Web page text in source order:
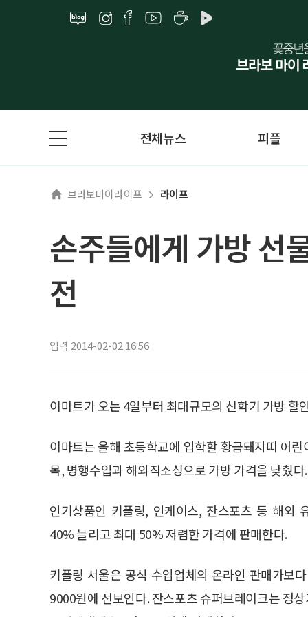
전체뉴스 피플
브라보마이라이프 라이프
손주들에게 가방 선
전
입력 2014-02-02 16:56
이마트가 오는 4일부터 최대규모의 신학기 가방 할
이마트는 올해 초등학교에 입학할 황금돼지띠 어
목, 병행수입과 해외직소싱으로 가방 가격을 낮췄다.
인기상품인 키플링, 인케이스, 잔스포츠 등 해외
40% 늘리고 최대 50% 저렴한 가격에 판매한다.
키플링 서울은 공식 수입업체의 온라인 판매가보
9000원에 선보인다. 잔스포츠 슈퍼브레이크는 정